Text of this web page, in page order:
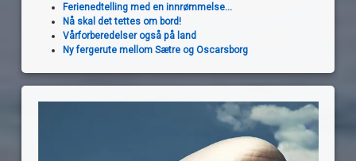
Ferienedtelling med en innrømmelse...
Nå skal det tettes om bord!
Vårforberedelser også på land
Ny fergerute mellom Sætre og Oscarsborg